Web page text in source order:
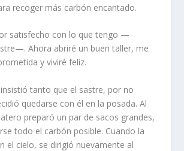
recoger más carbón encantado.
satisfecho con lo que tengo —
Ahora abriré un buen taller, me
y viviré feliz.
tanto que el sastre, por no
quedarse con él en la posada. Al
preparó un par de sacos grandes,
todo el carbón posible. Cuando la
el cielo, se dirigió nuevamente al